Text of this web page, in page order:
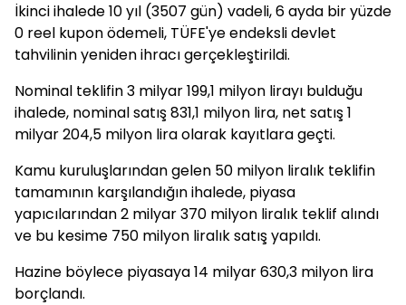
İkinci ihalede 10 yıl (3507 gün) vadeli, 6 ayda bir yüzde
0 reel kupon ödemeli, TÜFE'ye endeksli devlet
tahvilinin yeniden ihracı gerçekleştirildi.
Nominal teklifin 3 milyar 199,1 milyon lirayı bulduğu
ihalede, nominal satış 831,1 milyon lira, net satış 1
milyar 204,5 milyon lira olarak kayıtlara geçti.
Kamu kuruluşlarından gelen 50 milyon liralık teklifin
tamamının karşılandığın ihalede, piyasa
yapıcılarından 2 milyar 370 milyon liralık teklif alındı
ve bu kesime 750 milyon liralık satış yapıldı.
Hazine böylece piyasaya 14 milyar 630,3 milyon lira
borçlandı.